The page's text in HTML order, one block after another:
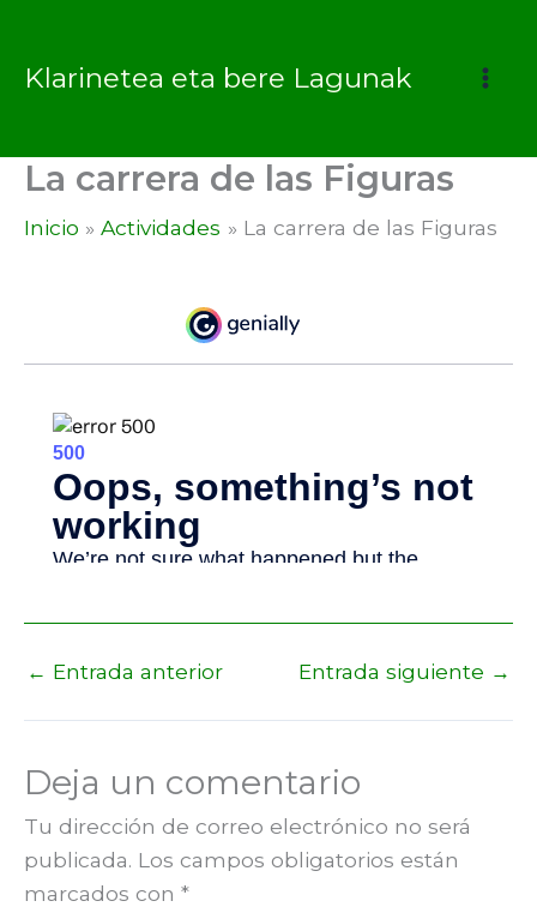
contenido
Klarinetea eta bere Lagunak
La carrera de las Figuras
Inicio Actividades La carrera de las Figuras
← Entrada anterior Entrada siguiente →
Deja un comentario
Tu dirección de correo electrónico no será
publicada. Los campos obligatorios están
marcados con *